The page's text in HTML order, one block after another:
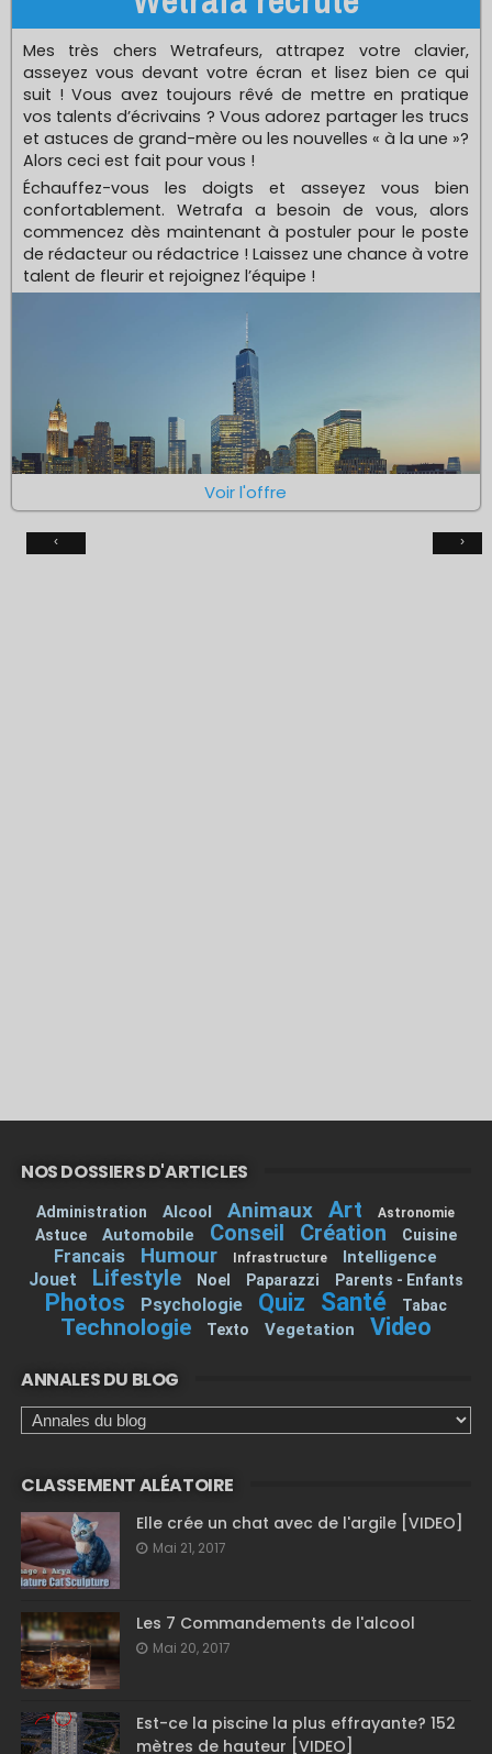
Mes très chers Wetrafeurs, attrapez votre clavier,
asseyez vous devant votre écran et lisez bien ce qui
suit ! Vous avez toujours rêvé de mettre en pratique
vos talents d’écrivains ? Vous adorez partager les trucs
et astuces de grand-mère ou les nouvelles « à la une »?
Alors ceci est fait pour vous !
Échauffez-vous les doigts et asseyez vous bien
confortablement. Wetrafa a besoin de vous, alors
commencez dès maintenant à postuler pour le poste
de rédacteur ou rédactrice ! Laissez une chance à votre
talent de fleurir et rejoignez l’équipe !
Voir l'offre
‹ ›
NOS DOSSIERS D'ARTICLES
Administration Alcool Animaux Art Astronomie
Astuce Automobile Conseil Création Cuisine
Francais Humour Infrastructure Intelligence
Jouet Lifestyle Noel Paparazzi Parents - Enfants
Photos Psychologie Quiz Santé Tabac
Technologie Texto Vegetation Video
ANNALES DU BLOG
CLASSEMENT ALÉATOIRE
Elle crée un chat avec de l'argile [VIDEO]
Mai 21, 2017
Les 7 Commandements de l'alcool
Mai 20, 2017
Est-ce la piscine la plus effrayante? 152
mètres de hauteur [VIDEO]